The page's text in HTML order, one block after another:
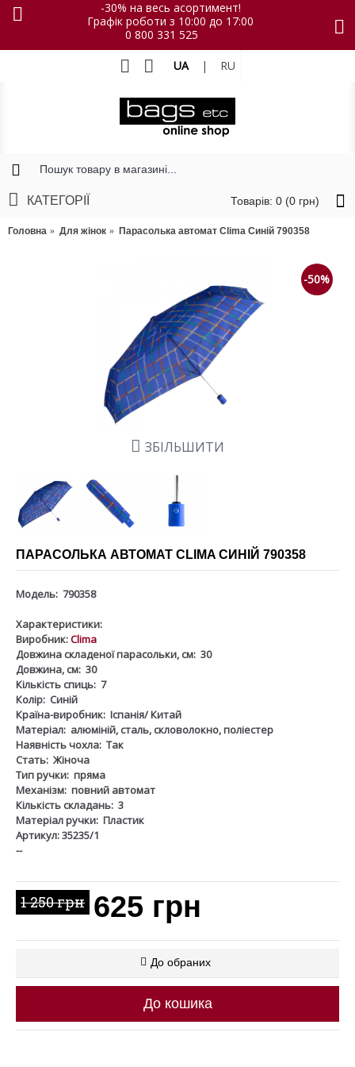
-30% на весь асортимент!
Графік роботи з 10:00 до 17:00
0 800 331 525
UA | RU
Товарів: 0 (0 грн)
КАТЕГОРІЇ
Головна Для жінок Парасолька автомат Clima Синій 790358
-50%
ЗБІЛЬШИТИ
ПАРАСОЛЬКА АВТОМАТ CLIMA СИНІЙ 790358
Модель: 790358
Характеристики:
Виробник:Clima
Довжина складеної парасольки, см: 30
Довжина, см: 30
Кількість спиць: 7
Колір: Синій
Країна-виробник: Іспанія/ Китай
Матеріал: алюміній, сталь, скловолокно, поліестер
Наявність чохла: Так
Стать: Жіноча
Тип ручки: пряма
Механізм: повний автомат
Кількість складань: 3
Матеріал ручки: Пластик
Артикул: 35235/1
--
1 250 грн 625 грн
До обраних
До кошика